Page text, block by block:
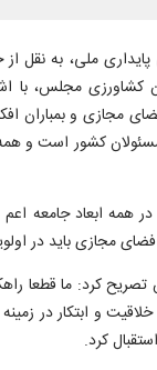
ملی، به نقل
کشاورزی مجلس، با
مجازی و بمباران
کشور است و
ابعاد جامعه اعم
مجازی باید در
کرد: ما قطعا
خلاقیت و ابتکار در
کرد.